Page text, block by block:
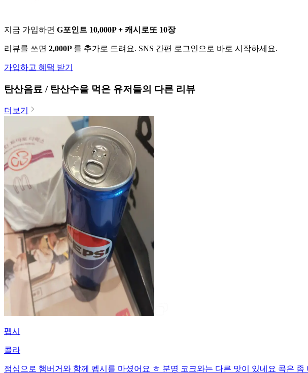
지금 가입하면 G포인트 10,000P + 캐시로또 10장
리뷰를 쓰면 2,000P 를 추가로 드려요. SNS 간편 로그인으로 바로 시작하세요.
가입하고 혜택 받기
탄산음료 / 탄산수을 먹은 유저들의 다른 리뷰
더보기
펩시
콜라
점심으로 햄버거와 함께 펩시를 마셨어요 ㅎ 분명 코크와는 다른 맛이 있네요 콕은